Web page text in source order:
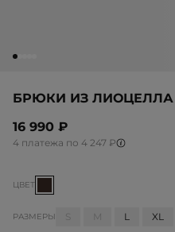
БРЮКИ ИЗ ЛИОЦЕЛЛА
16 990 ₽
4 платежа по 4 247 ₽
ЦВЕТ
РАЗМЕРЫ M L XL